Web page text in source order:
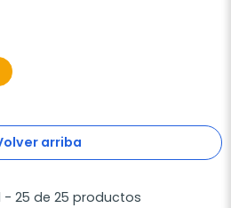
arriba
- 25 de 25 productos